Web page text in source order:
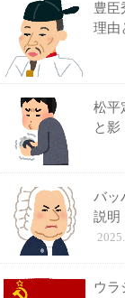
豊臣
理由
松平
と影
バッ
説明
ウラ